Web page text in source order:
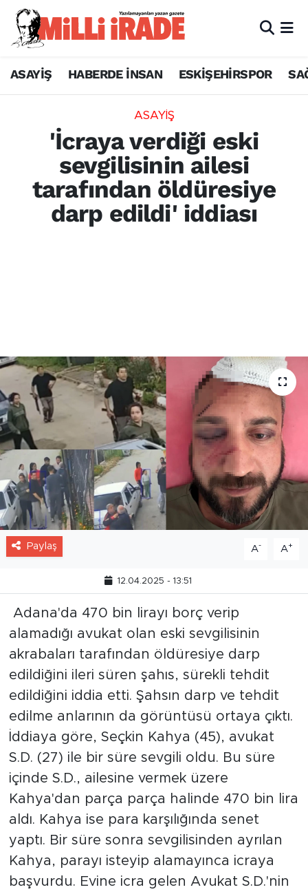
ASAYİŞ HABERDE İNSAN ESKİŞEHİRSPOR
ASAYİŞ
'İcraya verdiği eski
sevgilisinin ailesi
tarafından öldüresiye
darp edildi' iddiası
Paylaş A- A+
12.04.2025 - 13:51
Adana'da 470 bin lirayı borç verip
alamadığı avukat olan eski sevgilisinin
akrabaları tarafından öldüresiye darp
edildiğini ileri süren şahıs, sürekli tehdit
edildiğini iddia etti. Şahsın darp ve tehdit
edilme anlarının da görüntüsü ortaya çıktı.
İddiaya göre, Seçkin Kahya (45), avukat
S.D. (27) ile bir süre sevgili oldu. Bu süre
içinde S.D., ailesine vermek üzere
Kahya'dan parça parça halinde 470 bin lira
aldı. Kahya ise para karşılığında senet
yaptı. Bir süre sonra sevgilisinden ayrılan
Kahya, parayı isteyip alamayınca icraya
başvurdu. Evine icra gelen Avukat S.D.'nin